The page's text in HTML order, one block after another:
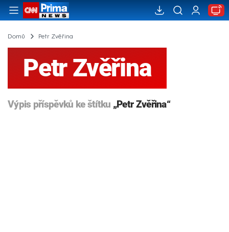
Domů Petr Zvěřina
Petr Zvěřina
Výpis příspěvků ke štítku „Petr Zvěřina“